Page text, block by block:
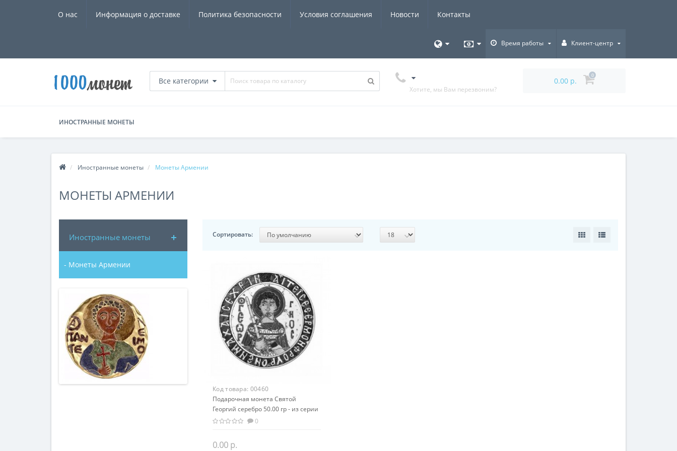
О нас Информация о доставке Политика безопасности Условия соглашения Новости Контакты
Время работы Клиент-центр
Все категории
Хотите, мы Вам перезвоним?
0.00 р.
0
ИНОСТРАННЫЕ МОНЕТЫ
Иностранные монеты Монеты Армении
МОНЕТЫ АРМЕНИИ
Иностранные монеты
- Монеты Армении
Сортировать:
Код товара: 00460
Подарочная монета Святой
Георгий серебро 50.00 гр - из серии
мировая религия Христианство
0
0.00 р.